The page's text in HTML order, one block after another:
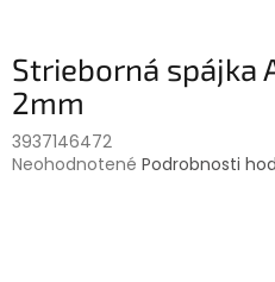
Strieborná spájka
2mm
3937146472
Priemerné
Neohodnotené Podrobnosti